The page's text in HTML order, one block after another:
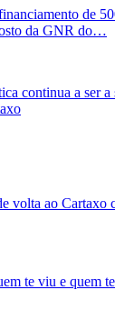
de
da GNR do…
continua a ser a
volta ao Cartaxo
te viu e quem